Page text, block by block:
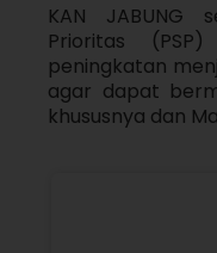
KAN JABUNG
Prioritas
peningkatan
agar dapat
khususnya dan